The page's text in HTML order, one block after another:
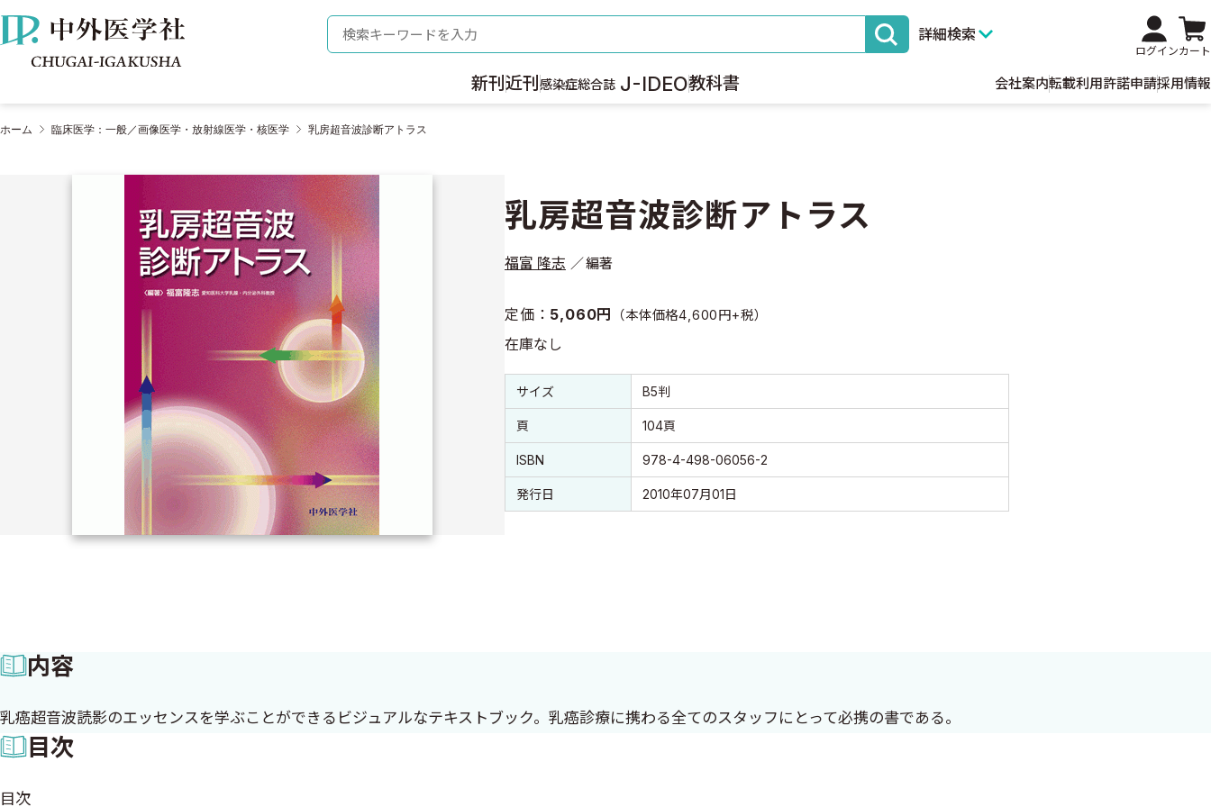
株式会社 中外医学社 検索キーワード 詳細検索
ログインカート
新刊 近刊 感染症総合誌 J-IDEO教科書 会社案内転載利用許諾申請採用情報
ホーム 臨床医学：一般／画像医学・放射線医学・核医学 乳房超音波診断アトラス
乳房超音波診断アトラス
福富 隆志 編著
定価： 5,060円 （本体価格4,600円+税）
在庫なし
書誌情報
書誌情報
サイズ B5判
頁 104頁
ISBN 978-4-498-06056-2
発行日 2010年07月01日
内容
乳癌超音波読影のエッセンスを学ぶことができるビジュアルなテキストブック。乳癌診療に携わる全てのスタッフにとって必携の書である。
目次
目次